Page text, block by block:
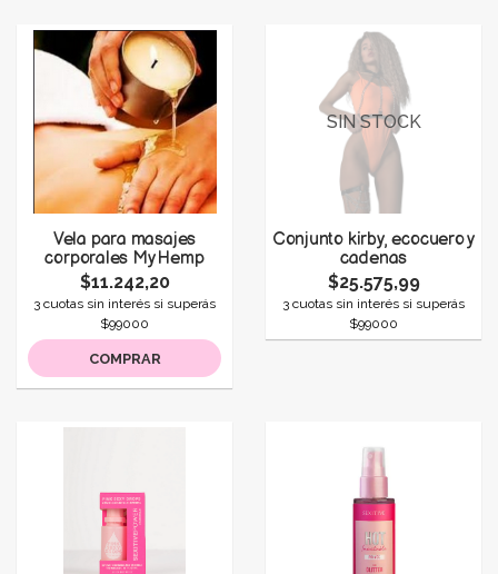
Vela para masajes
corporales My Hemp
$11.242,20
3 cuotas sin interés si superás
$99000
COMPRAR
SIN STOCK
Conjunto kirby, ecocuero y
cadenas
$25.575,99
3 cuotas sin interés si superás
$99000